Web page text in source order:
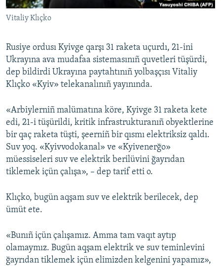
QOŞULIÑIZ!
RFE/RS bütün saytları
Vitaliy Klıçko
Rusiye ordusı Kyivge qarşı 31 raketa uçurdı, 21-ini
Ukrayına ava mudafaa sistemasınıñ quvetleri tüşürdi,
dep bildirdi Ukrayına paytahtınıñ yolbaşçısı Vitaliy
Klıçko «Kyiv» telekanalınıñ yayınında.
«Arbiylerniñ malümatına köre, Kyivge 31 raketa kete
edi, 21-i tüşürildi, kritik infrastrukturanıñ obyektlerine
bir qaç raketa tüşti, şeerniñ bir qısmı elektriksiz qaldı.
Suv yoq. «Kyivvodokanal» ve «Kyivenerğo»
müessiseleri suv ve elektrik berilüvini ğayrıdan
tiklemek içün çalışa», – dep tarif etti o.
Klıçko, bugün aqşam suv ve elektrik berilecek, dep
ümüt ete.
«Bunıñ içün çalışamız. Amma tam vaqıt aytıp
olamaymız. Bugün aqşam elektrik ve suv teminlevini
ğayrıdan tiklemek içün elimizden kelgenini yapamız»,